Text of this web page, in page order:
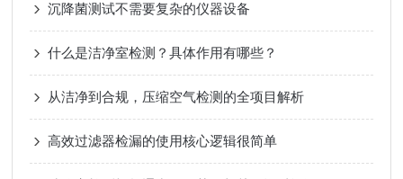
沉降菌测试不需要复杂的仪器设备
什么是洁净室检测？具体作用有哪些？
从洁净到合规，压缩空气检测的全项目解析
高效过滤器检漏的使用核心逻辑很简单